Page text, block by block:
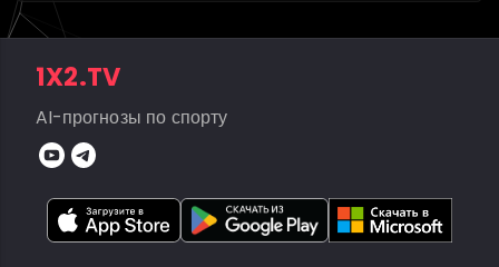
1X2.TV
AI-прогнозы по спорту